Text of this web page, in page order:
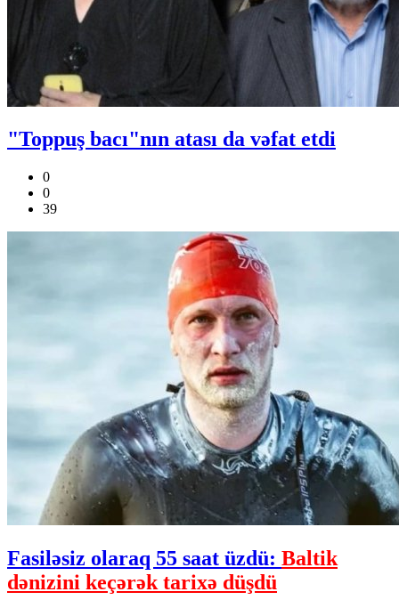
"Toppuş bacı"nın atası da vəfat etdi
0
0
39
Fasiləsiz olaraq 55 saat üzdü: Baltik
dənizini keçərək tarixə düşdü